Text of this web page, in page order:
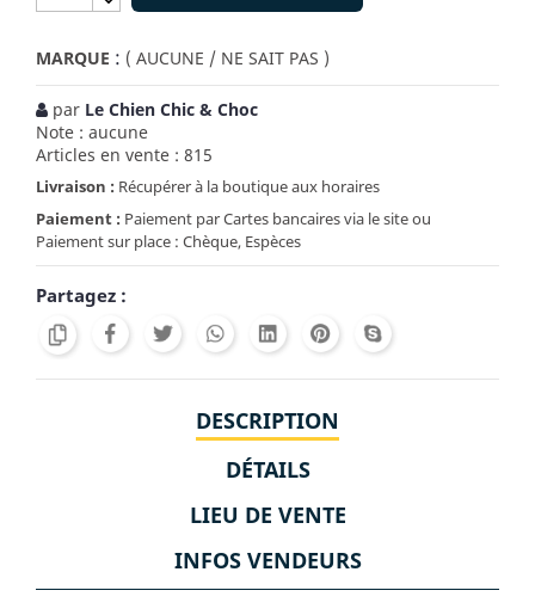
MARQUE : ( AUCUNE / NE SAIT PAS )
par Le Chien Chic & Choc
Note : aucune
Articles en vente : 815
Livraison : Récupérer à la boutique aux horaires
Paiement : Paiement par Cartes bancaires via le site ou
Paiement sur place : Chèque, Espèces
Partagez :
DESCRIPTION
DÉTAILS
LIEU DE VENTE
INFOS VENDEURS